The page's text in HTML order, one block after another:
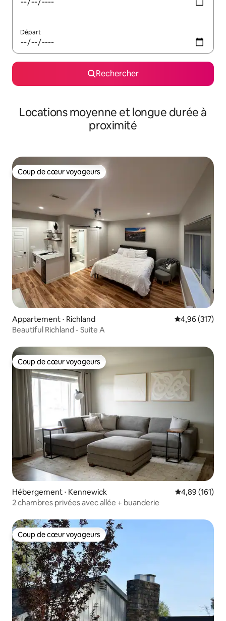
Départ
Rechercher
Locations moyenne et longue durée à
proximité
Coup de cœur voyageurs
Coup de cœur voyageurs
Appartement ⋅ Richland Évaluation
4,96 (317)
Beautiful Richland - Suite A
Coup de cœur voyageurs
Coup de cœur voyageurs
Hébergement ⋅ Kennewick Évaluation
4,89 (161)
2 chambres privées avec allée + buanderie
Coup de cœur voyageurs
Coup de cœur voyageurs